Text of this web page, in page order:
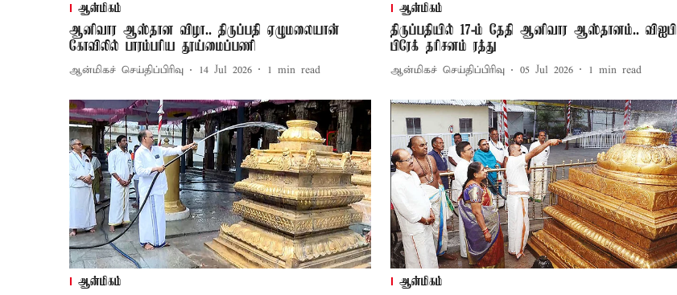
ஆன்மிகம்
ஆனிவார ஆஸ்தான விழா.. திருப்பதி ஏழுமலையான்
கோவிலில் பாரம்பரிய தூய்மைப்பணி
ஆன்மிகச் செய்திப்பிரிவு 14 Jul 2026 1 min read
ஆன்மிகம்
திருப்பதியில் 17-ம் தேதி ஆனிவார ஆஸ்தானம்.. விஐபி
பிரேக் தரிசனம் ரத்து
ஆன்மிகச் செய்திப்பிரிவு 05 Jul 2026 1 min read
ஆன்மிகம் ஆன்மிகம்